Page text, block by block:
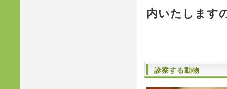
内いたします
診察する動物